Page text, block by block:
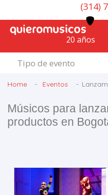
(314)
20 años
Tipo de evento
Home Eventos
Músicos para
productos en